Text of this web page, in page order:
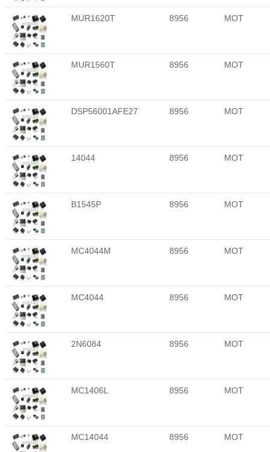
MUR1620T 8956 MOT
MUR1560T 8956 MOT
DSP56001AFE27 8956 MOT
14044 8956 MOT
B1545P 8956 MOT
MC4044M 8956 MOT
MC4044 8956 MOT
2N6084 8956 MOT
MC1406L 8956 MOT
MC14044 8956 MOT